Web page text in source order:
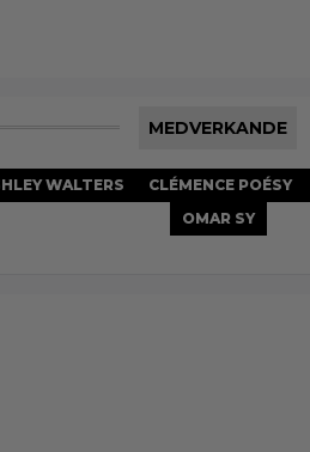
MEDVERKANDE
WALTERS CLÉMENCE POÉSY
OMAR SY